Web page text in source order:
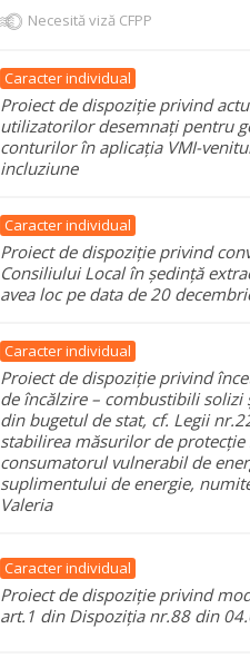
Necesită viză CFPP
Caracter individual
Proiect de dispoziție privind
utilizatorilor desemnați pentru
conturilor în aplicația VMI-
incluziune
Caracter individual
Proiect de dispoziție privind
Consiliului Local în ședință
avea loc pe data de 20
Caracter individual
Proiect de dispoziție privind
de încălzire – combustibili solizi
din bugetul de stat, cf. Legii
stabilirea măsurilor de protecție
consumatorul vulnerabil de
suplimentului de energie,
Valeria
Caracter individual
Proiect de dispoziție privind
art.1 din Dispoziția nr.88 din